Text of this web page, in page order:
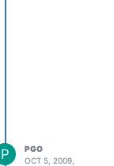
P
PGO
OCT 5, 2009,